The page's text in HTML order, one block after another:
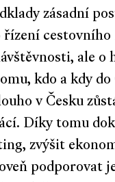
zásadní
řízení cestovního
ale o
kdo a kdy do
v Česku
Díky tomu
zvýšit
podporovat